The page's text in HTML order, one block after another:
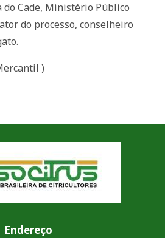
Cade, Ministério Público
do processo, conselheiro
)
Endereço